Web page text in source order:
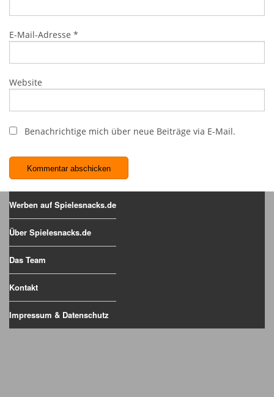
E-Mail-Adresse *
Website
Benachrichtige mich über neue Beiträge via E-Mail.
Werben auf Spielesnacks.de
Über Spielesnacks.de
Das Team
Kontakt
Impressum & Datenschutz